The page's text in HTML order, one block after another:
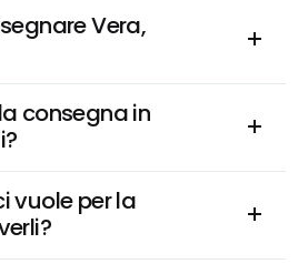
Vera,
consegna in
vuole per la